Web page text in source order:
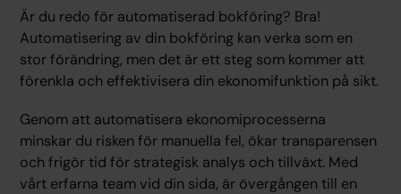
Är du redo för automatiserad bokföring? Bra!
Automatisering av din bokföring kan verka som en
stor förändring, men det är ett steg som kommer att
förenkla och effektivisera din ekonomifunktion på sikt.
Genom att automatisera ekonomiprocesserna
minskar du risken för manuella fel, ökar transparensen
och frigör tid för strategisk analys och tillväxt. Med
vårt erfarna team vid din sida, är övergången till en